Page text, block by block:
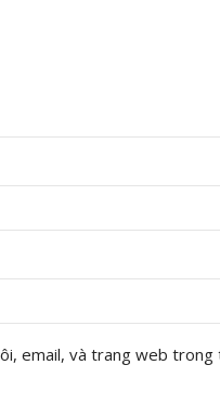
email, và trang web trong